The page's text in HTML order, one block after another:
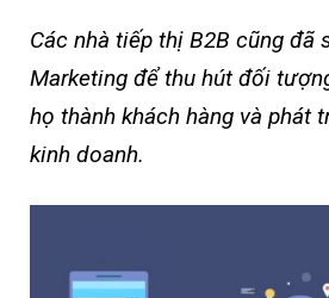
Các nhà tiếp thị B2B cũng đã
Marketing để thu hút đối
họ thành khách hàng và phát
kinh doanh.